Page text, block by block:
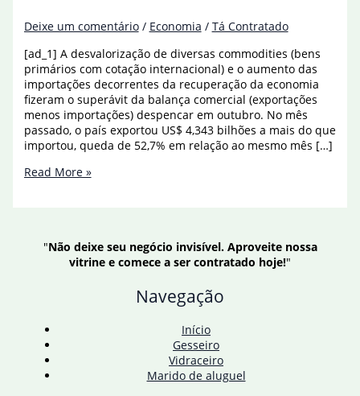
Deixe um comentário / Economia / Tá Contratado
[ad_1] A desvalorização de diversas commodities (bens
primários com cotação internacional) e o aumento das
importações decorrentes da recuperação da economia
fizeram o superávit da balança comercial (exportações
menos importações) despencar em outubro. No mês
passado, o país exportou US$ 4,343 bilhões a mais do que
importou, queda de 52,7% em relação ao mesmo mês […]
Desvalorização
comercial
Read More »
"Não deixe seu negócio invisível. Aproveite nossa
vitrine e comece a ser contratado hoje!"
Navegação
Início
Gesseiro
Vidraceiro
Marido de aluguel